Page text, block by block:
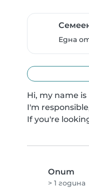
Една
Hi, my name
I'm
If you're
Опит
> 1 година